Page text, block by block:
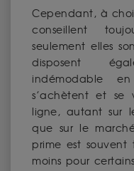
Cependant, à
conseillent
seulement elles
disposent
indémodable
s’achètent et se
ligne, autant sur
que sur le
prime est souvent
moins pour